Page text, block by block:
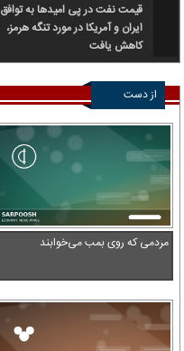
قیمت نفت در پی امیدها به توافق
ایران و آمریکا در مورد تنگه هرمز،
کاهش یافت
از دست
ندهید
مردمی که روی بمب می‌خوابند